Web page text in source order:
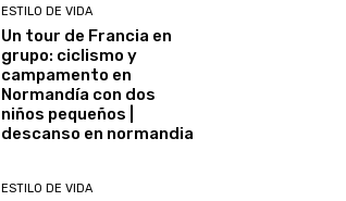
ESTILO DE VIDA
Un tour de Francia en
grupo: ciclismo y
campamento en
Normandía con dos
niños pequeños |
descanso en normandia
ESTILO DE VIDA